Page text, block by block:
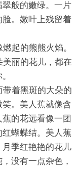
般的嫩绿。一片
。嫩叶上残留着
起的熊熊火焰。
丽的花儿，都在
着黑斑的大朵的
。美人蕉就像含
的花远看像一团
蝴蝶结。美人蕉
季红艳艳的花儿
没有一点杂色，